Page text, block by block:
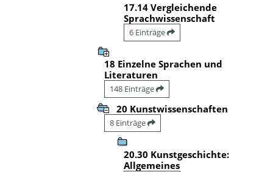
17.14 Vergleichende
Sprachwissenschaft
6 Einträge
18 Einzelne Sprachen und
Literaturen
148 Einträge
20 Kunstwissenschaften
8 Einträge
20.30 Kunstgeschichte:
Allgemeines